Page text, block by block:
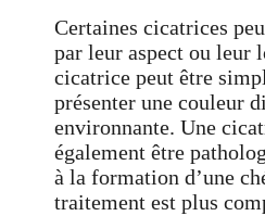
Certaines cicatrices
par leur aspect ou leur
cicatrice peut être
présenter une couleur
environnante. Une
également être
à la formation d’une
traitement est plus